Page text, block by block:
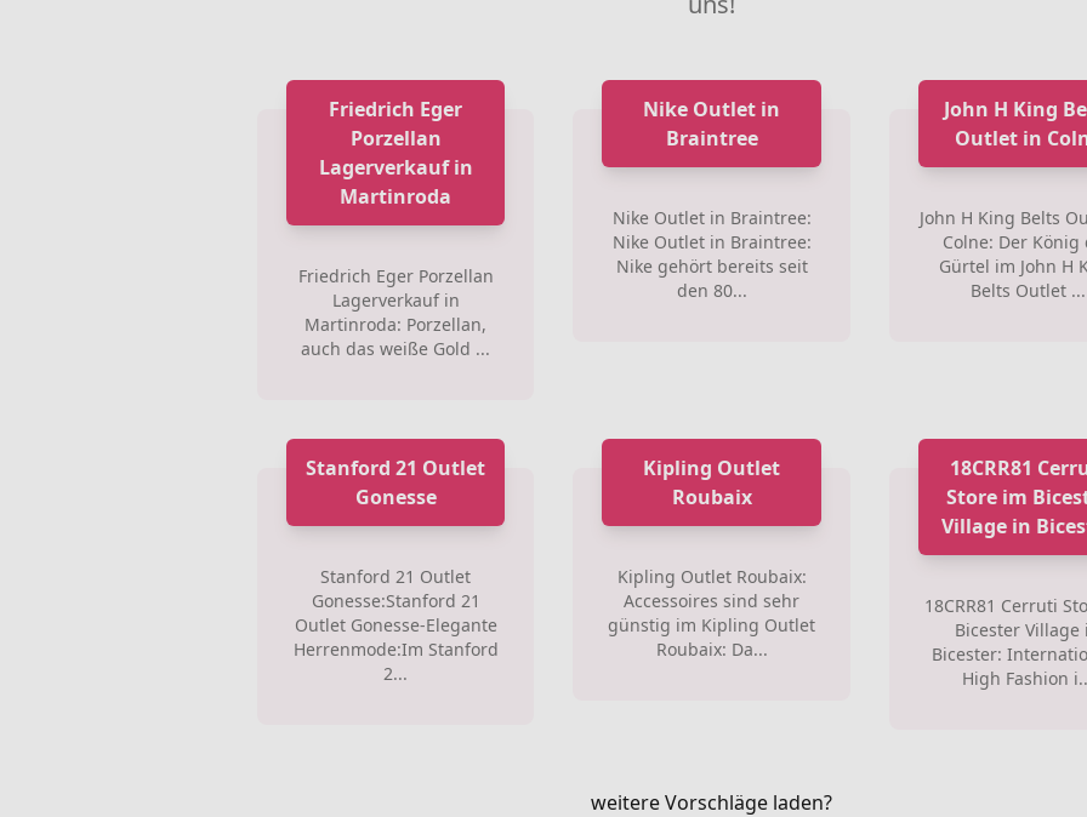
Friedrich Eger
Porzellan
Lagerverkauf in
Martinroda
Friedrich Eger Porzellan
Lagerverkauf in
Martinroda: Porzellan,
auch das weiße Gold ...
Nike Outlet in
Braintree
Nike Outlet in Braintree:
Nike Outlet in Braintree:
Nike gehört bereits seit
den 80...
John H King
Outlet in
John H King Belts
Colne: Der König
Gürtel im John H
Belts Outlet ...
Stanford 21 Outlet
Gonesse
Stanford 21 Outlet
Gonesse:Stanford 21
Outlet Gonesse-Elegante
Herrenmode:Im Stanford
2...
Kipling Outlet
Roubaix
Kipling Outlet Roubaix:
Accessoires sind sehr
günstig im Kipling Outlet
Roubaix: Da...
18CRR81
Store im
Village in
18CRR81 Cerruti
Bicester Village
Bicester:
High Fashion
weitere Vorschläge laden?